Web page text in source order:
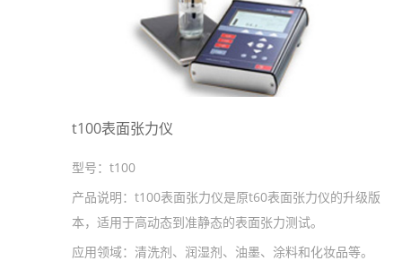
t100表面张力仪
型号： t100
产品说明： t100表面张力仪是原t60表面张力仪的升级版
本，适用于高动态到准静态的表面张力测试。
应用领域： 清洗剂、润湿剂、油墨、涂料和化妆品等。